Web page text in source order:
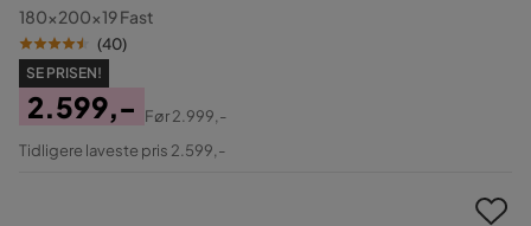
180x200x19 Fast
(40)
SE PRISEN!
Pris
2.599,-
Original
Før2.999,-
Tidligere laveste pris 2.599,-